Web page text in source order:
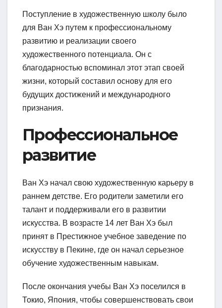
Поступление в художественную школу было
для Ван Хэ путем к профессиональному
развитию и реализации своего
художественного потенциала. Он с
благодарностью вспоминал этот этап своей
жизни, который составил основу для его
будущих достижений и международного
признания.
Профессиональное
развитие
Ван Хэ начал свою художественную карьеру в
раннем детстве. Его родители заметили его
талант и поддерживали его в развитии
искусства. В возрасте 14 лет Ван Хэ был
принят в Престижное учебное заведение по
искусству в Пекине, где он начал серьезное
обучение художественным навыкам.
После окончания учебы Ван Хэ поселился в
Токио, Япония, чтобы совершенствовать свои